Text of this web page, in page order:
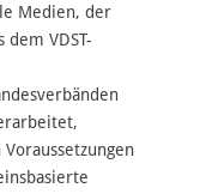
Medien, der
dem VDST-
Voraussetzungen